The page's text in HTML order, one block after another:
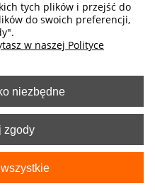
400 Nowy Targ
Bielsko-Biała
strony
tych plików i przejść do
do swoich preferencji,
w naszej Polityce
niezbędne
zgody